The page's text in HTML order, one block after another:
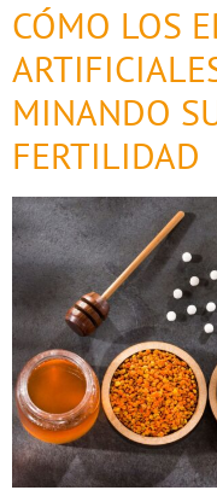
CÓMO LOS
MINANDO
FERTILIDAD